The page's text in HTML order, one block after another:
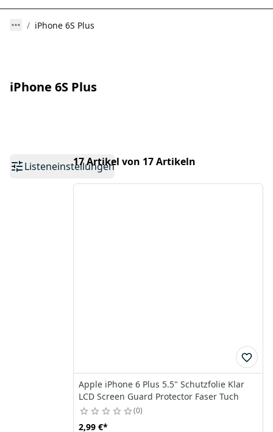
iPhone 6S Plus
iPhone 6S Plus
Listeneinstellungen17 Artikel von 17 Artikeln
Apple iPhone 6 Plus 5.5" Schutzfolie Klar
LCD Screen Guard Protector Faser Tuch
0
2,99 €*